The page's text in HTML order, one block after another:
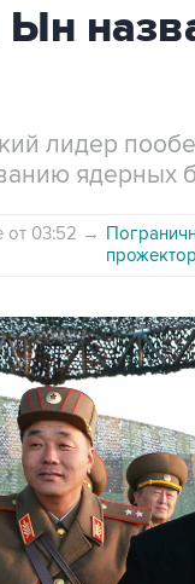
лидер
ядерных
от 03:52 →